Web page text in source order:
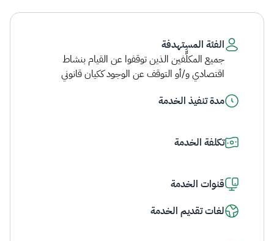
الفئة المستهدفة
جميع المكلَّّفين الذين توقفوا عن القيام بنشاط
اقتصادي و/أو التوقف عن الوجود ككيان قانوني
مدة تنفيذ الخدمة
تكلفة الخدمة
قنوات الخدمة
لغات تقديم الخدمة